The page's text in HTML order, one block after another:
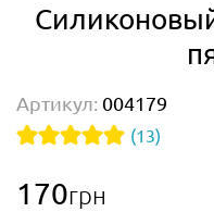
Артикул: 004179
(13)
170грн